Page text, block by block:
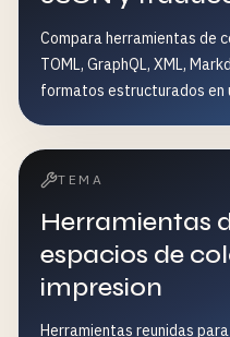
Compara herramientas de
TOML, GraphQL, XML,
formatos estructurados en
TEMA
Herramientas
espacios de
impresion
Herramientas reunidas